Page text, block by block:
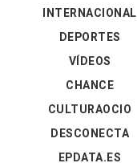
INTERNACIONAL
DEPORTES
VÍDEOS
CHANCE
CULTURAOCIO
DESCONECTA
EPDATA.ES